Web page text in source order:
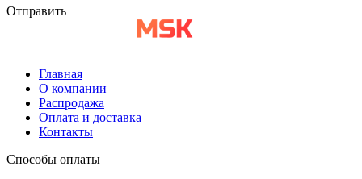
Отправить
Главная
О компании
Распродажа
Оплата и доставка
Контакты
Способы оплаты